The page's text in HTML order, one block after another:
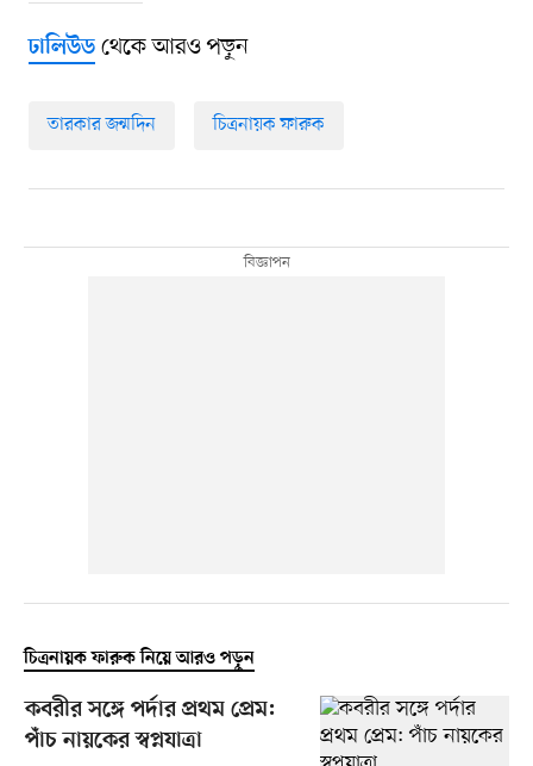
ঢালিউডথেকে আরও পড়ুন
তারকার জন্মদিন চিত্রনায়ক ফারুক
চিত্রনায়ক ফারুক নিয়ে আরও পড়ুন
কবরীর সঙ্গে পর্দার প্রথম প্রেম:
পাঁচ নায়কের স্বপ্নযাত্রা